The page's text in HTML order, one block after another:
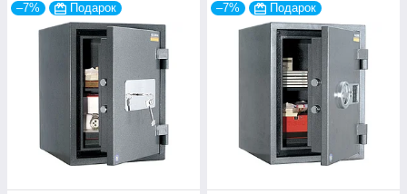
–7% Подарок –7% Подарок